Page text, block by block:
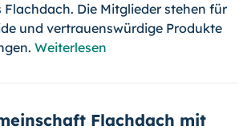
Flachdach. Die Mitglieder stehen für
und vertrauenswürdige Produkte
Weiterlesen
Flachdach mit